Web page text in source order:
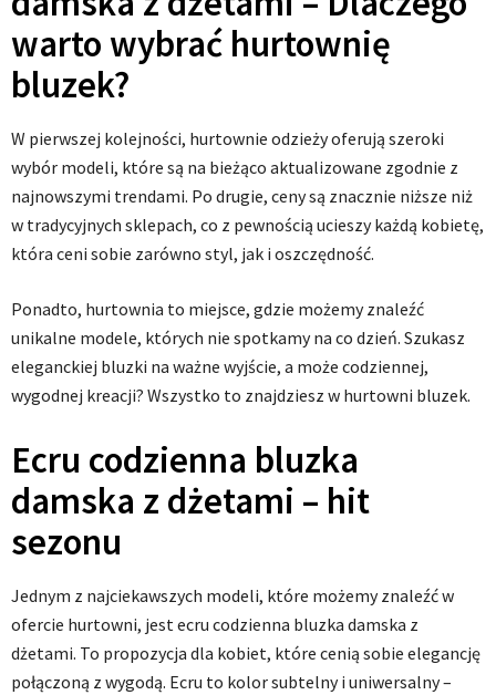
warto wybrać hurtownię
bluzek?
W pierwszej kolejności, hurtownie odzieży oferują szeroki
wybór modeli, które są na bieżąco aktualizowane zgodnie z
najnowszymi trendami. Po drugie, ceny są znacznie niższe niż
w tradycyjnych sklepach, co z pewnością ucieszy każdą kobietę,
która ceni sobie zarówno styl, jak i oszczędność.
Ponadto, hurtownia to miejsce, gdzie możemy znaleźć
unikalne modele, których nie spotkamy na co dzień. Szukasz
eleganckiej bluzki na ważne wyjście, a może codziennej,
wygodnej kreacji? Wszystko to znajdziesz w hurtowni bluzek.
Ecru codzienna bluzka
damska z dżetami – hit
sezonu
Jednym z najciekawszych modeli, które możemy znaleźć w
ofercie hurtowni, jest ecru codzienna bluzka damska z
dżetami. To propozycja dla kobiet, które cenią sobie elegancję
połączoną z wygodą. Ecru to kolor subtelny i uniwersalny –